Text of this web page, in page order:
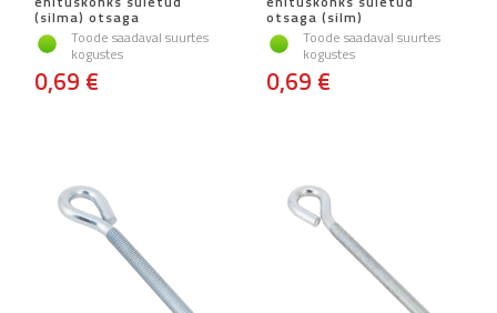
(silma) otsaga
Toode saadaval suurtes
kogustes
0,69 €
otsaga (silm)
Toode saadaval suurtes
kogustes
0,69 €